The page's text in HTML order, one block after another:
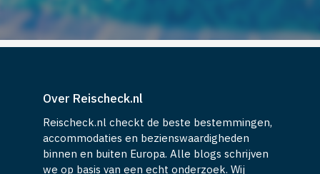
Over Reischeck.nl
Reischeck.nl checkt de beste bestemmingen,
accommodaties en bezienswaardigheden
binnen en buiten Europa. Alle blogs schrijven
we op basis van een echt onderzoek. Wij